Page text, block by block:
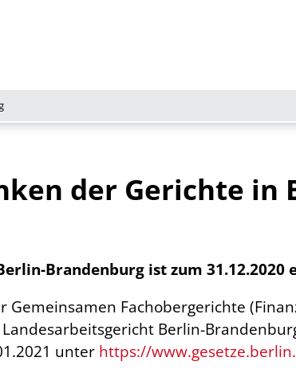
der Gerichte in
Brandenburg ist zum
Fachobergerichte
Berlin-
unter https://